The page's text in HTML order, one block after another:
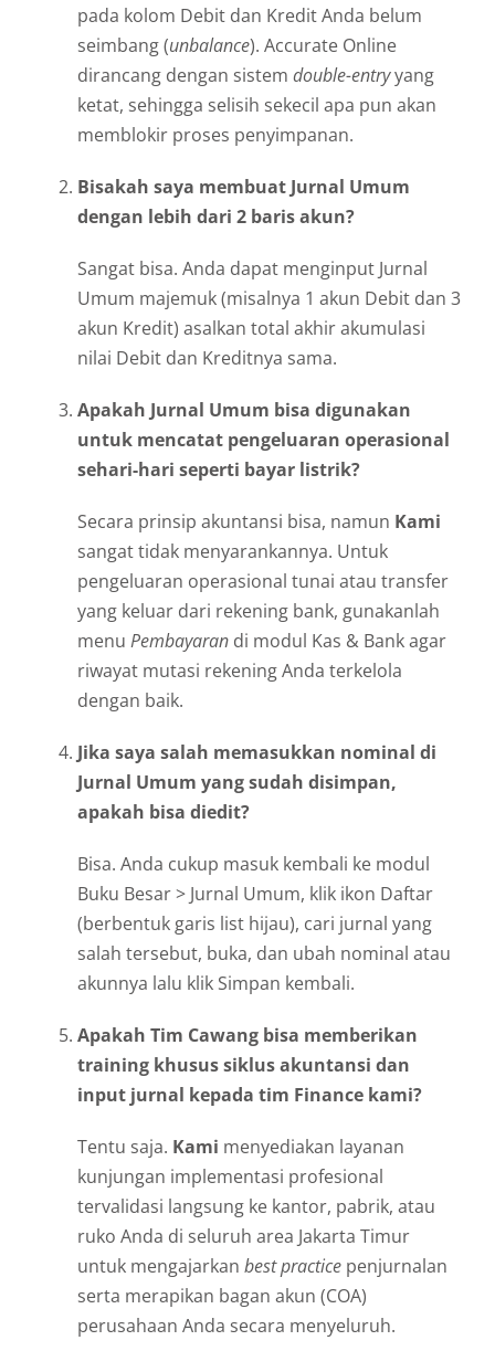
pada kolom Debit dan Kredit Anda belum
seimbang (unbalance). Accurate Online
dirancang dengan sistem double-entryyang
ketat, sehingga selisih sekecil apa pun akan
memblokir proses penyimpanan.
Bisakah saya membuat Jurnal Umum
dengan lebih dari 2 baris akun?
Sangat bisa. Anda dapat menginput Jurnal
Umum majemuk (misalnya 1 akun Debit dan 3
akun Kredit) asalkan total akhir akumulasi
nilai Debit dan Kreditnya sama.
Apakah Jurnal Umum bisa digunakan
untuk mencatat pengeluaran operasional
sehari-hari seperti bayar listrik?
Secara prinsip akuntansi bisa, namun Kami
sangat tidak menyarankannya. Untuk
pengeluaran operasional tunai atau transfer
yang keluar dari rekening bank, gunakanlah
menu Pembayaran di modul Kas & Bank agar
riwayat mutasi rekening Anda terkelola
dengan baik.
Jika saya salah memasukkan nominal di
Jurnal Umum yang sudah disimpan,
apakah bisa diedit?
Bisa. Anda cukup masuk kembali ke modul
Buku Besar > Jurnal Umum, klik ikon Daftar
(berbentuk garis list hijau), cari jurnal yang
salah tersebut, buka, dan ubah nominal atau
akunnya lalu klik Simpan kembali.
Apakah Tim Cawang bisa memberikan
training khusus siklus akuntansi dan
input jurnal kepada tim Finance kami?
Tentu saja. Kami menyediakan layanan
kunjungan implementasi profesional
tervalidasi langsung ke kantor, pabrik, atau
ruko Anda di seluruh area Jakarta Timur
untuk mengajarkan best practice penjurnalan
serta merapikan bagan akun (COA)
perusahaan Anda secara menyeluruh.